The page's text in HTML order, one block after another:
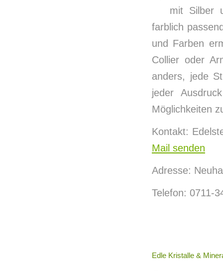
mit Silber
farblich
und Farben
Collier oder
anders, jede
jeder
Möglichkeiten
Kontakt:
Mail senden
Adresse:
Telefon: 0711-
Edle Kristalle &